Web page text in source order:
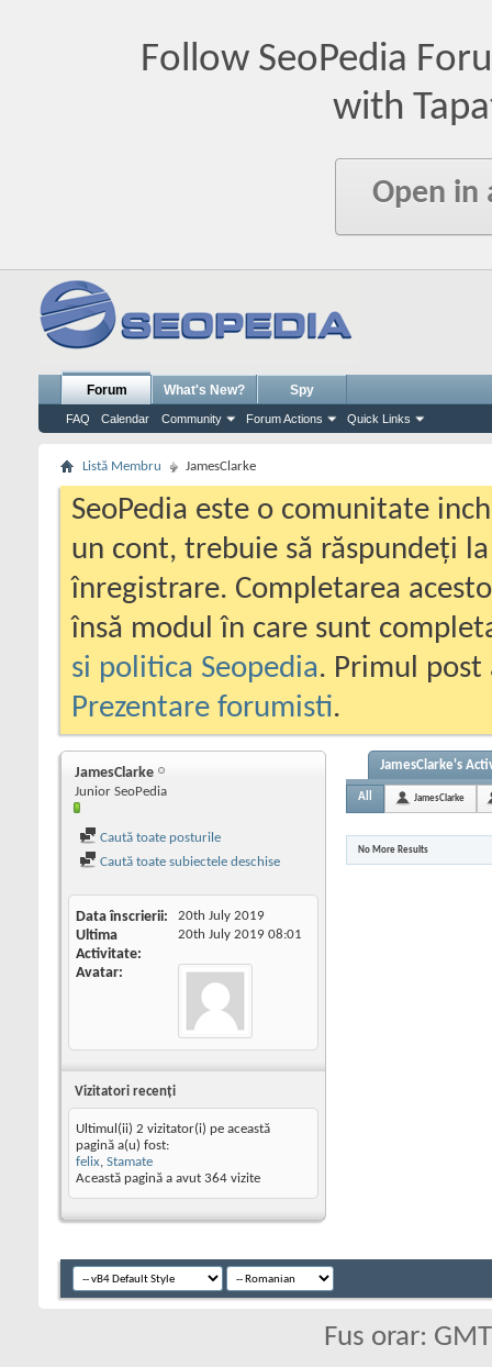
Follow SeoPedia
with
Open in
Forum
FAQ Calendar Community Forum Actions Quick Links
What's New? Spy
Listă Membru JamesClarke
SeoPedia este o comunitate
un cont, trebuie să răspundeți
înregistrare. Completarea
însă modul în care sunt
si politica Seopedia. Primul
Prezentare forumisti.
JamesClarke
Junior SeoPedia
Caută toate posturile
Caută toate subiectele deschise
Data înscrierii 20th July 2019
Ultima
Activitate
20th July 2019 08:01
Avatar
Vizitatori recenţi
Ultimul(ii) 2 vizitator(i) pe această
pagină a(u) fost:
felix, Stamate
Această pagină a avut 364 vizite
JamesClarke's
All JamesClarke
No More Results
Fus orar: